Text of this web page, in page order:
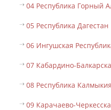
04 Республика Горный
05 Республика Дагестан
06 Ингушская
07 Кабардино-
08 Республика
09 Карачаево-